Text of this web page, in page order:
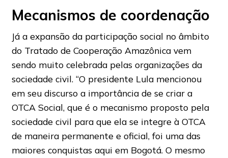
Mecanismos de coordenação
Já a expansão da participação social no âmbito
do Tratado de Cooperação Amazônica vem
sendo muito celebrada pelas organizações da
sociedade civil. “O presidente Lula mencionou
em seu discurso a importância de se criar a
OTCA Social, que é o mecanismo proposto pela
sociedade civil para que ela se integre à OTCA
de maneira permanente e oficial, foi uma das
maiores conquistas aqui em Bogotá. O mesmo